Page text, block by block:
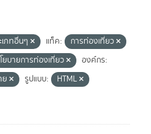
ภทอื่นๆ แท็ค:
การท่องเที่ยว
ยบายการท่องเที่ยว
องค์กร:
ย
รูปแบบ:
HTML